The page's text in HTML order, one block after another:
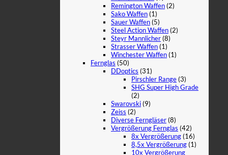
Remington Waffen(2)
Sako Waffen(1)
Sauer Waffen(5)
Steel Action Waffen(2)
Steyr Mannlicher(8)
Strasser Waffen(1)
Winchester Waffen(1)
Fernglas (50)
DDoptics (31)
Pirschler Range(3)
SHG Super High Grade
(2)
Swarovski(9)
Zeiss (2)
Diverse Ferngläser(8)
Vergrößerung Fernglas (42)
8x Vergrößerung(16)
8,5x Vergrößerung(1)
10x Vergrößerung